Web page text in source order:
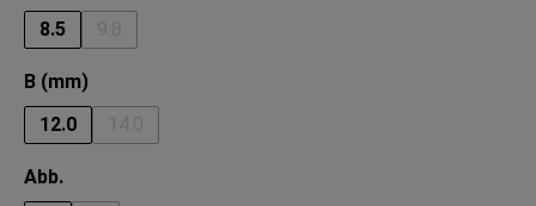
8.5
(Diese Option ist zurzeit nicht verfügbar.)
B (mm)auswählen
12.0
(Diese Option ist zurzeit nicht verfügbar.)
Abb.